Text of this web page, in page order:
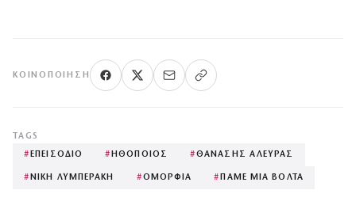
ΚΟΙΝΟΠΟΊΗΣΗ
TAGS
#ΕΠΕΙΣΟΔΙΟ #ΗΘΟΠΟΙΟΣ #ΘΑΝΑΣΗΣ ΑΛΕΥΡΑΣ
#ΝΙΚΗ ΛΥΜΠΕΡΑΚΗ #ΟΜΟΡΦΙΑ #ΠΑΜΕ ΜΙΑ ΒΟΛΤΑ